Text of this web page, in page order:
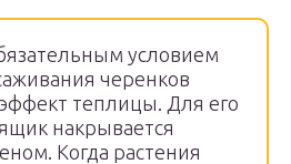
условием
черенков
теплицы. Для его
накрывается
Когда растения